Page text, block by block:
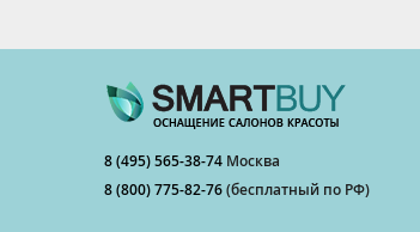
8 (495) 565-38-74 Москва
8 (800) 775-82-76(бесплатный по РФ)